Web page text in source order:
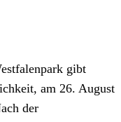
gibt
am 26. August
der